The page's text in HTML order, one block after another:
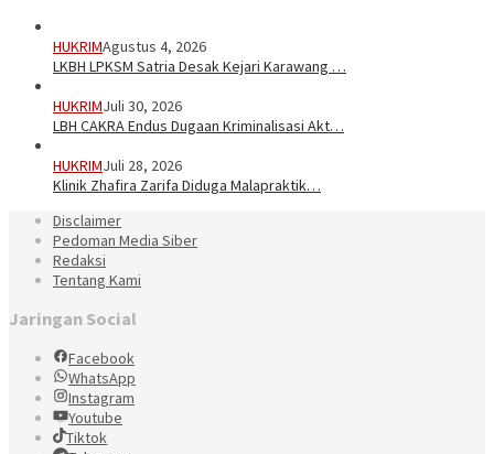
HUKRIMAgustus 4, 2026
LKBH LPKSM Satria Desak Kejari Karawang …
HUKRIMJuli 30, 2026
LBH CAKRA Endus Dugaan Kriminalisasi Akt…
HUKRIMJuli 28, 2026
Klinik Zhafira Zarifa Diduga Malapraktik…
Disclaimer
Pedoman Media Siber
Redaksi
Tentang Kami
Jaringan Social
Facebook
WhatsApp
Instagram
Youtube
Tiktok